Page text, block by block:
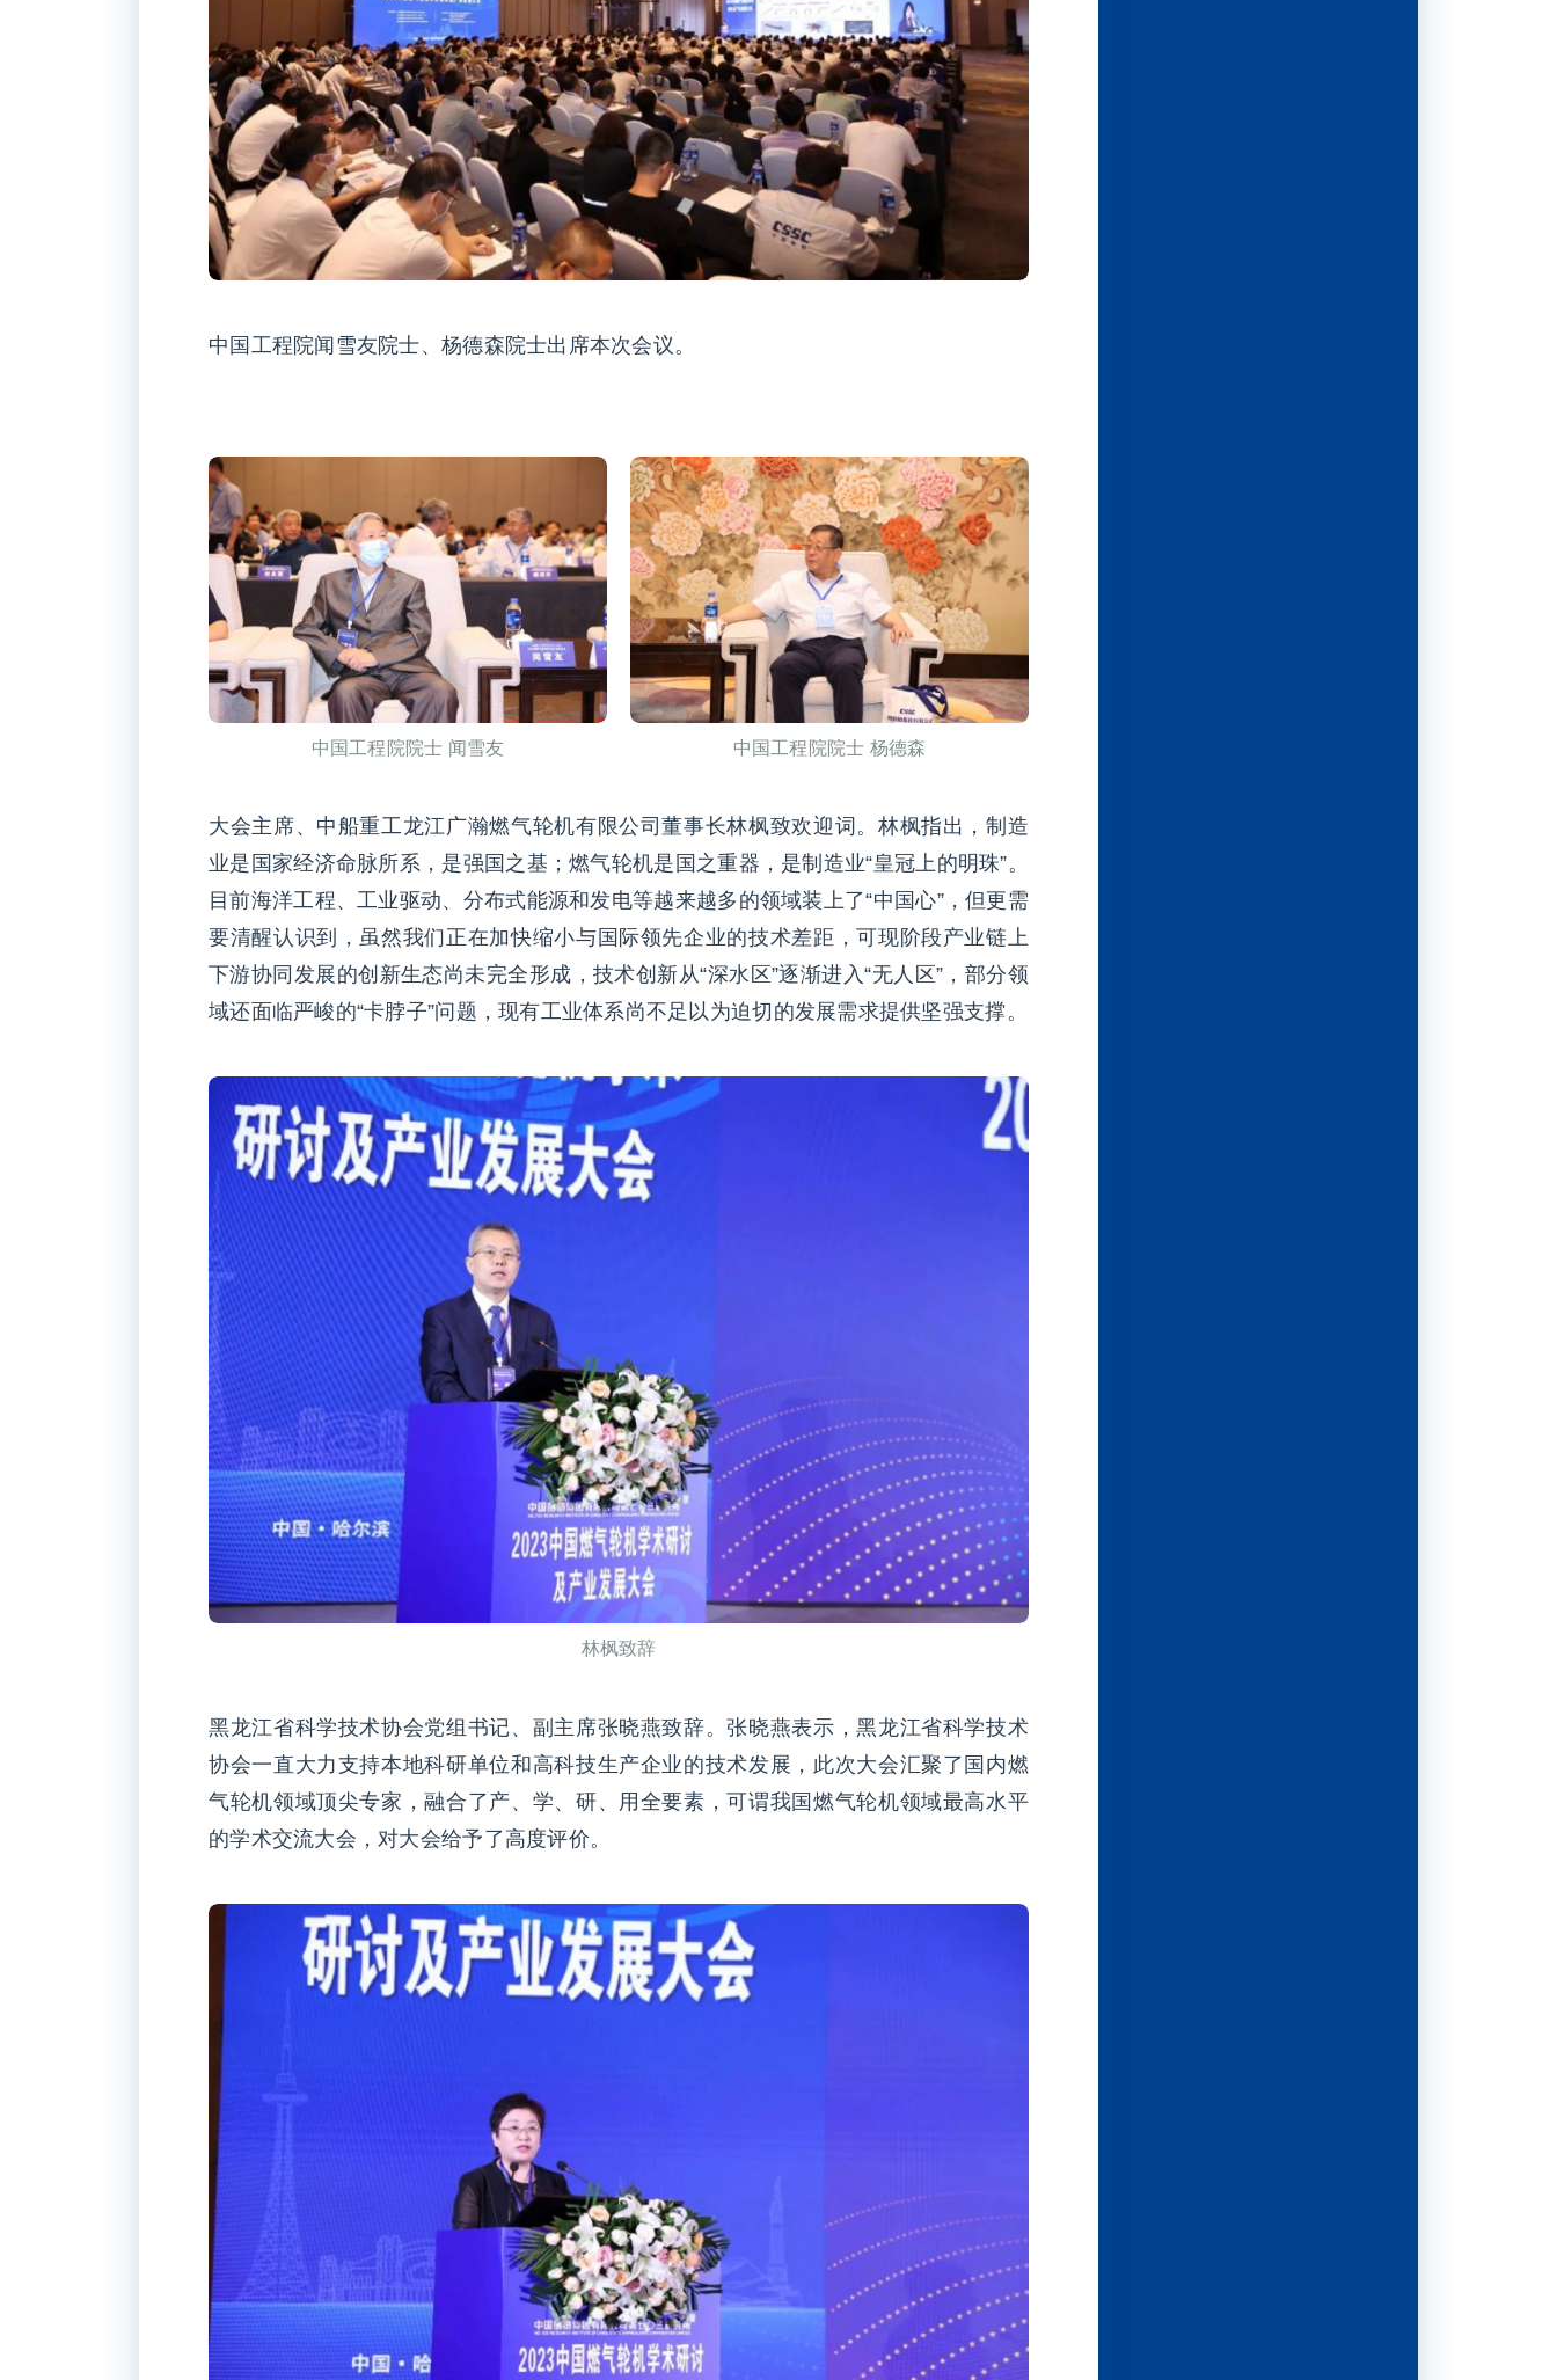
中国工程院闻雪友院士、杨德森院士出席本次会议。
中国工程院院士 闻雪友 中国工程院院士 杨德森
大会主席、中船重工龙江广瀚燃气轮机有限公司董事长林枫致欢迎词。林枫指出，制造
业是国家经济命脉所系，是强国之基；燃气轮机是国之重器，是制造业“皇冠上的明珠”。
目前海洋工程、工业驱动、分布式能源和发电等越来越多的领域装上了“中国心”，但更需
要清醒认识到，虽然我们正在加快缩小与国际领先企业的技术差距，可现阶段产业链上
下游协同发展的创新生态尚未完全形成，技术创新从“深水区”逐渐进入“无人区”，部分领
域还面临严峻的“卡脖子”问题，现有工业体系尚不足以为迫切的发展需求提供坚强支撑。
林枫致辞
黑龙江省科学技术协会党组书记、副主席张晓燕致辞。张晓燕表示，黑龙江省科学技术
协会一直大力支持本地科研单位和高科技生产企业的技术发展，此次大会汇聚了国内燃
气轮机领域顶尖专家，融合了产、学、研、用全要素，可谓我国燃气轮机领域最高水平
的学术交流大会，对大会给予了高度评价。